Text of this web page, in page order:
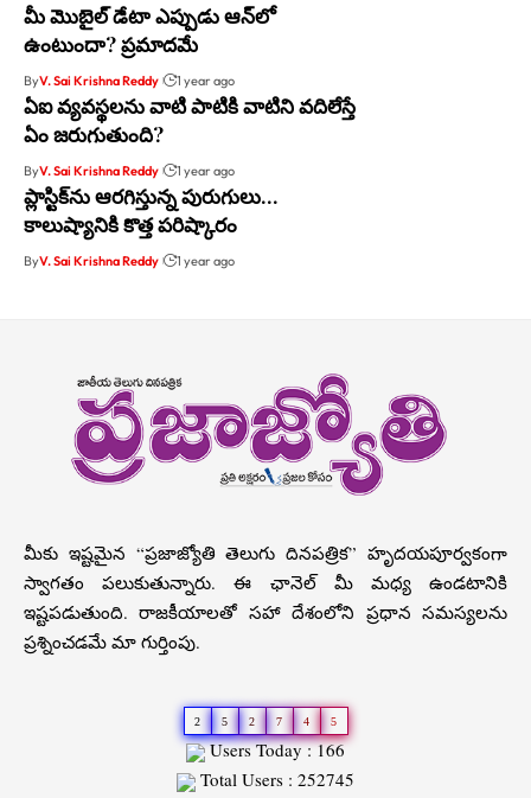
మీ మొబైల్‌ డేటా ఎప్పుడు ఆన్‌లో
ఉంటుందా? ప్రమాదమే
ByV. Sai Krishna Reddy 1 year ago
ఏఐ వ్యవస్థలను వాటి పాటికి వాటిని వదిలేస్తే
ఏం జరుగుతుంది?
ByV. Sai Krishna Reddy 1 year ago
ప్లాస్టిక్‌ను ఆరగిస్తున్న పురుగులు…
కాలుష్యానికి కొత్త పరిష్కారం
ByV. Sai Krishna Reddy 1 year ago
మీకు ఇష్టమైన “ప్రజాజ్యోతి తెలుగు దినపత్రిక” హృదయపూర్వకంగా
స్వాగతం పలుకుతున్నారు. ఈ ఛానెల్ మీ మధ్య ఉండటానికి
ఇష్టపడుతుంది. రాజకీయాలతో సహా దేశంలోని ప్రధాన సమస్యలను
ప్రశ్నించడమే మా గుర్తింపు.
2 5 2 7 4 5
Users Today : 166
Total Users : 252745